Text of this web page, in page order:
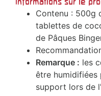
Contenu : 500g
tablettes de
de Pâques
Remarque : les
être humidifiées
support lors de